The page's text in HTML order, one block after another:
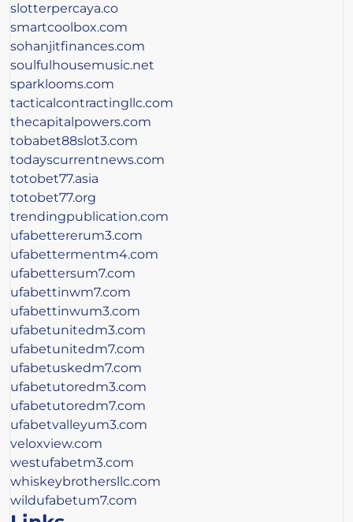
slotterpercaya.co
smartcoolbox.com
sohanjitfinances.com
soulfulhousemusic.net
sparklooms.com
tacticalcontractingllc.com
thecapitalpowers.com
tobabet88slot3.com
todayscurrentnews.com
totobet77.asia
totobet77.org
trendingpublication.com
ufabettererum3.com
ufabettermentm4.com
ufabettersum7.com
ufabettinwm7.com
ufabettinwum3.com
ufabetunitedm3.com
ufabetunitedm7.com
ufabetuskedm7.com
ufabetutoredm3.com
ufabetutoredm7.com
ufabetvalleyum3.com
veloxview.com
westufabetm3.com
whiskeybrothersllc.com
wildufabetum7.com